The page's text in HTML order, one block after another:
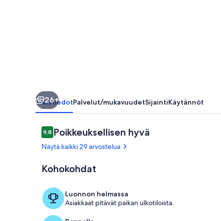
car
park
valokuvagalleria
26+
YleistiedotPalvelut/mukavuudetSijaintiKäytännöt
Arvostelut
9,89,8 kautta 10.
Poikkeuksellisen hyvä
Näytä kaikki 29 arvostelua
Kohokohdat
Luonnon helmassa
Asiakkaat pitävät paikan ulkotiloista.